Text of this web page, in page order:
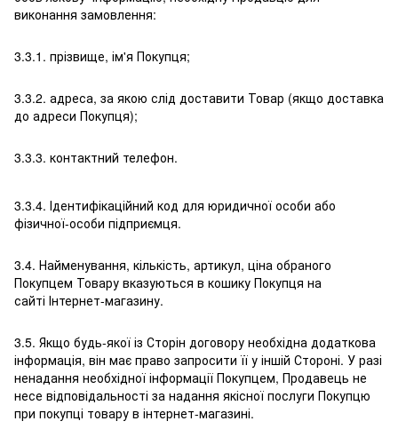
виконання замовлення:
3.3.1. прізвище, ім'я Покупця;
3.3.2. адреса, за якою слід доставити Товар (якщо доставка
до адреси Покупця);
3.3.3. контактний телефон.
3.3.4. Ідентифікаційний код для юридичної особи або
фізичної-особи підприємця.
3.4. Найменування, кількість, артикул, ціна обраного
Покупцем Товару вказуються в кошику Покупця на
сайті Інтернет-магазину.
3.5. Якщо будь-якої із Сторін договору необхідна додаткова
інформація, він має право запросити її у іншій Стороні. У разі
ненадання необхідної інформації Покупцем, Продавець не
несе відповідальності за надання якісної послуги Покупцю
при покупці товару в інтернет-магазині.